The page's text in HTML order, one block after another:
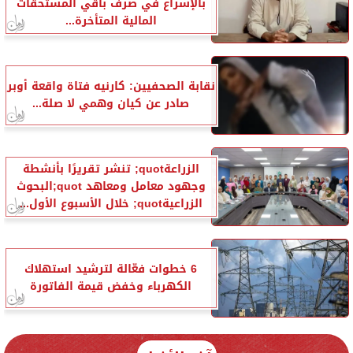
المالية المتأخرة...
نقابة الصحفيين: كارنيه فتاة واقعة أوبر
صادر عن كيان وهمي لا صلة...
الزراعةquot; تنشر تقريرًا بأنشطة
وجهود معامل ومعاهد quot;البحوث
الزراعيةquot; خلال الأسبوع الأول...
6 خطوات فعّالة لترشيد استهلاك
الكهرباء وخفض قيمة الفاتورة